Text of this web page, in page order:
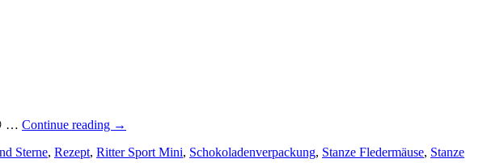
… Continue reading
„Kleine
Goodies…“
→
Sterne, Rezept, Ritter Sport Mini, Schokoladenverpackung, Stanze Fledermäuse, Stanze